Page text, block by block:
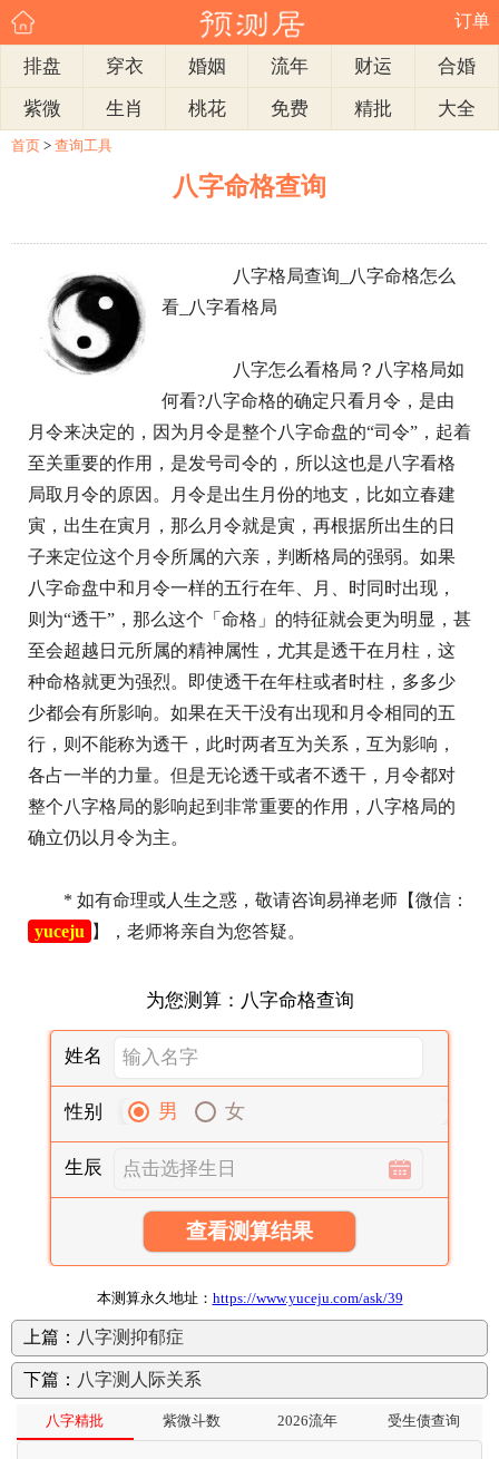
订单
排盘 穿衣 婚姻 流年 财运
合婚
紫微
生肖 桃花 免费 精批 大全
首页 > 查询工具
八字命格查询
八字格局查询_八字命格怎么
看_八字看格局
八字怎么看格局？八字格局如
何看?八字命格的确定只看月令，是由
月令来决定的，因为月令是整个八字命盘的“司令”，起着
至关重要的作用，是发号司令的，所以这也是八字看格
局取月令的原因。月令是出生月份的地支，比如立春建
寅，出生在寅月，那么月令就是寅，再根据所出生的日
子来定位这个月令所属的六亲，判断格局的强弱。如果
八字命盘中和月令一样的五行在年、月、时同时出现，
则为“透干”，那么这个「命格」的特征就会更为明显，甚
至会超越日元所属的精神属性，尤其是透干在月柱，这
种命格就更为强烈。即使透干在年柱或者时柱，多多少
少都会有所影响。如果在天干没有出现和月令相同的五
行，则不能称为透干，此时两者互为关系，互为影响，
各占一半的力量。但是无论透干或者不透干，月令都对
整个八字格局的影响起到非常重要的作用，八字格局的
确立仍以月令为主。
* 如有命理或人生之惑，敬请咨询易禅老师【微信：
yuceju 】，老师将亲自为您答疑。
为您测算：八字命格查询
姓名
性别 男 女
生辰
查看测算结果
本测算永久地址： https://www.yuceju.com/ask/39
上篇： 八字测抑郁症
下篇： 八字测人际关系
八字精批 紫微斗数 2026流年 受生债查询